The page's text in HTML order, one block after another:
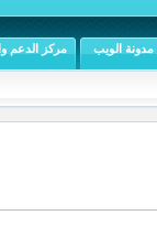
مدونة الويب مركز الدعم